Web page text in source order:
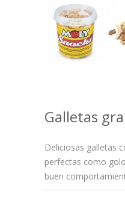
Galletas
Deliciosas galletas
perfectas como
buen